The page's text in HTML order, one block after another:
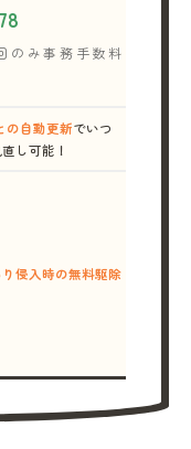
のみ事務手数料
の自動更新でいつ
し可能！
り侵入時の無料駆除